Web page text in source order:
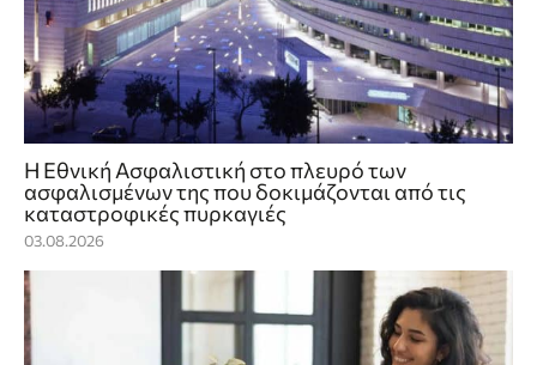
Η Εθνική Ασφαλιστική στο πλευρό των
ασφαλισμένων της που δοκιμάζονται από τις
καταστροφικές πυρκαγιές
03.08.2026